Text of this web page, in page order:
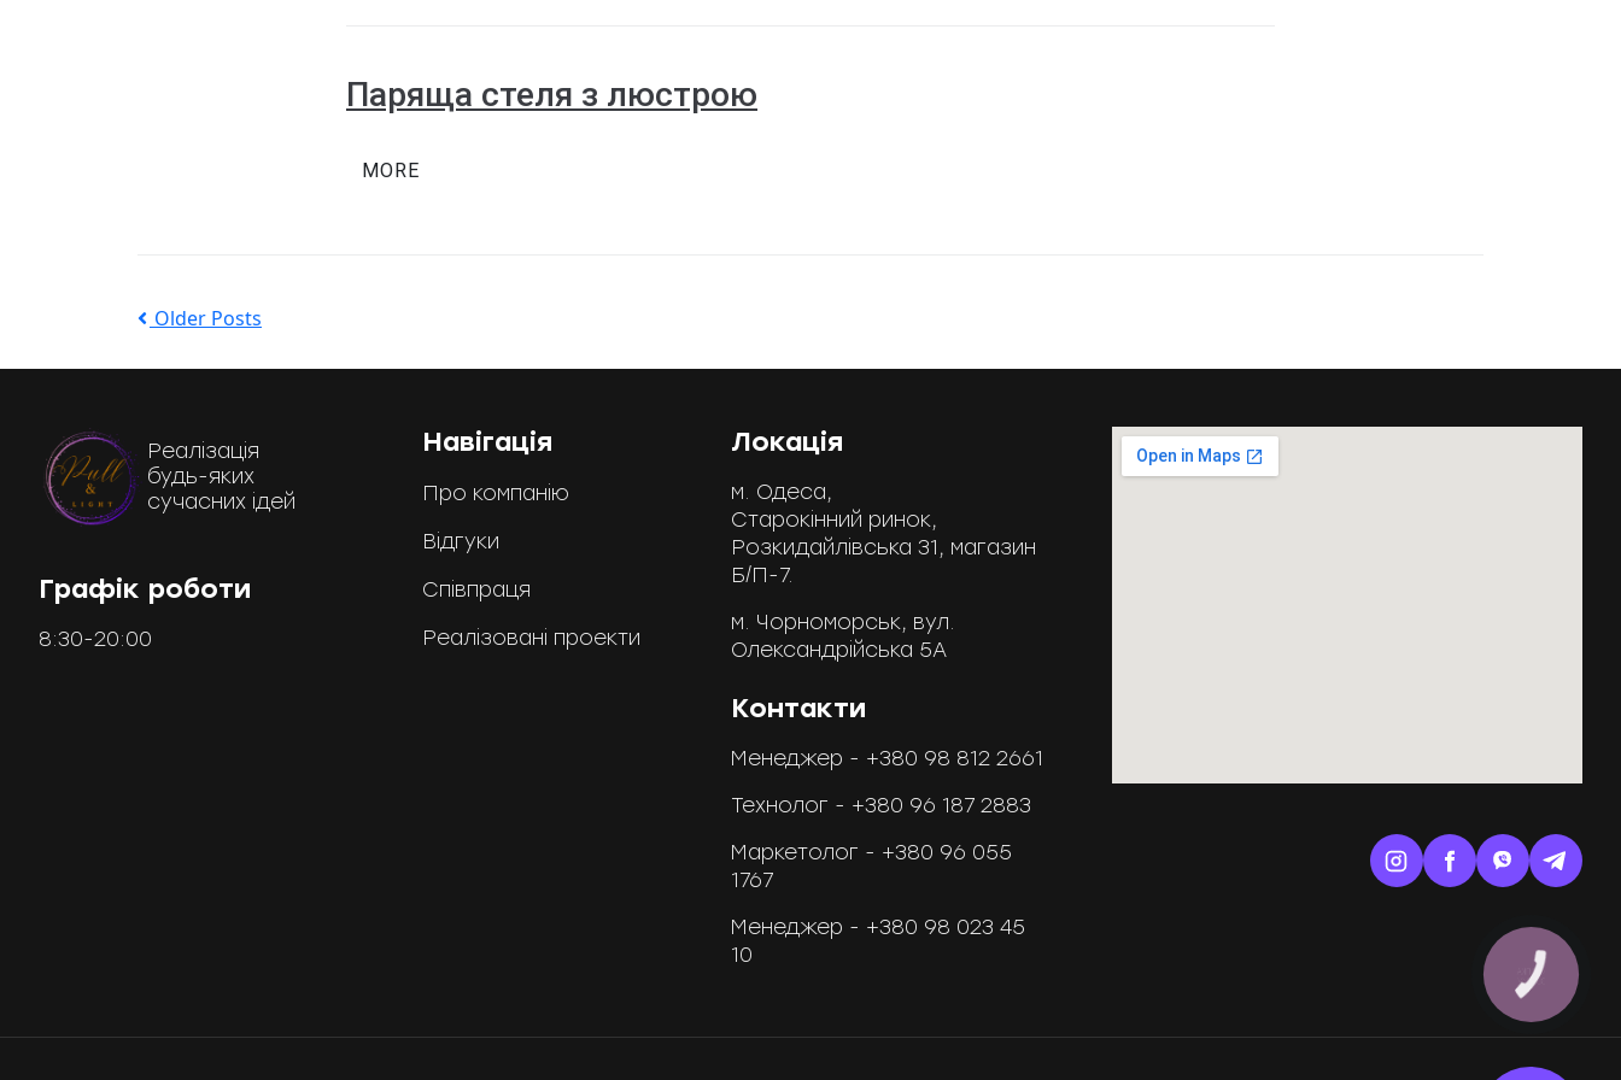
Паряща стеля з люстрою
MORE
Older Posts
Реалізація
будь-яких
сучасних ідей
Графік роботи
8:30-20:00
Навігація
Про компанію
Відгуки
Співпраця
Реалізовані проекти
Локація
м. Одеса,
Старокінний ринок,
Розкидайлівська 31, магазин
Б/П-7.
м. Чорноморськ, вул.
Олександрійська 5А
Контакти
Менеджер - +380 98 812 2661
Технолог - +380 96 187 2883
Маркетолог - +380 96 055
1767
Менеджер - +380 98 023 45
10
КНОПКА
ЗВ'ЯЗКУ